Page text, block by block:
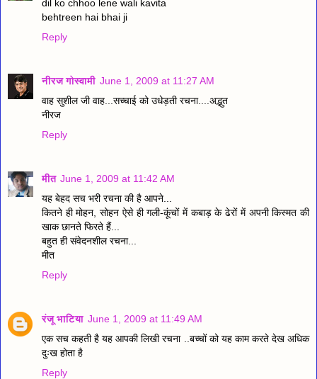
dil ko chhoo lene wali kavita
behtreen hai bhai ji
Reply
नीरज गोस्वामी June 1, 2009 at 11:27 AM
वाह सुशील जी वाह...सच्चाई को उधेड़ती रचना....अद्भुत
नीरज
Reply
मीत June 1, 2009 at 11:42 AM
यह बेहद सच भरी रचना की है आपने...
कितने ही मोहन, सोहन ऐसे ही गली-कूंचों में कबाड़ के ढेरों में अपनी किस्मत की
खाक छानते फिरते हैं...
बहुत ही संवेदनशील रचना...
मीत
Reply
रंजू भाटिया June 1, 2009 at 11:49 AM
एक सच कहती है यह आपकी लिखी रचना ..बच्चों को यह काम करते देख अधिक
दुःख होता है
Reply